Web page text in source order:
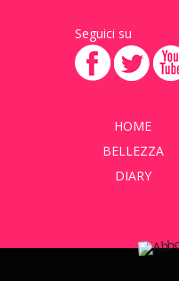
Seguici su
HOME
BELLEZZA
DIARY